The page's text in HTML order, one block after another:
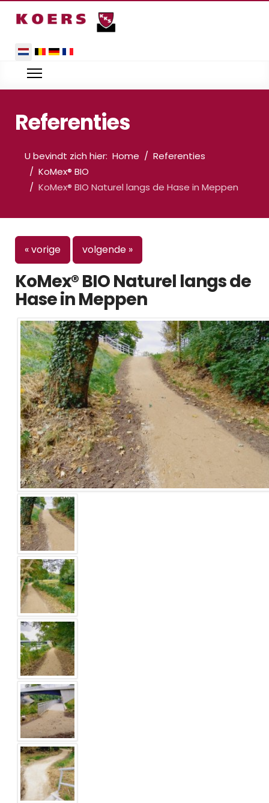
Selecteer de taal
Referenties
U bevindt zich hier: Home
Referenties
KoMex® BIO
KoMex® BIO Naturel langs de Hase in Meppen
« vorige volgende »
KoMex® BIO Naturel langs de
Hase in Meppen